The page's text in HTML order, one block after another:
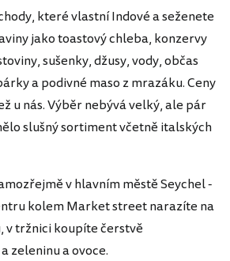
které vlastní Indové a seženete
jako toastový chleba, konzervy
sušenky, džusy, vody, občas
a podivné maso z mrazáku. Ceny
u nás. Výběr nebývá velký, ale pár
slušný sortiment včetně italských
v hlavním městě Seychel -
kolem Market street narazíte na
v tržnici koupíte čerstvě
zeleninu a ovoce.